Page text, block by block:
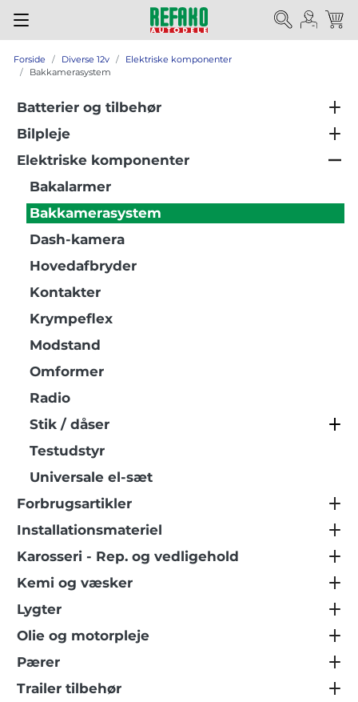
Forside Diverse 12v
Elektriske komponenter
Bakkamerasystem
Batterier og tilbehør
Bilpleje
Elektriske komponenter
Bakalarmer
Bakkamerasystem
Dash-kamera
Hovedafbryder
Kontakter
Krympeflex
Modstand
Omformer
Radio
Stik / dåser
Testudstyr
Universale el-sæt
Forbrugsartikler
Installationsmateriel
Karosseri - Rep. og vedligehold
Kemi og væsker
Lygter
Olie og motorpleje
Pærer
Trailer tilbehør